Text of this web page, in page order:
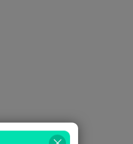
tasa de crecimiento poblacional